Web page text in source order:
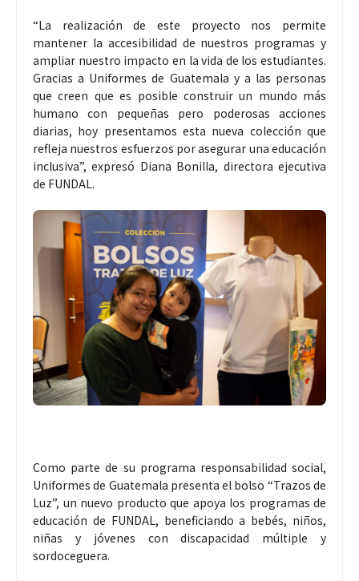
“La realización de este proyecto nos permite
mantener la accesibilidad de nuestros programas y
ampliar nuestro impacto en la vida de los estudiantes.
Gracias a Uniformes de Guatemala y a las personas
que creen que es posible construir un mundo más
humano con pequeñas pero poderosas acciones
diarias, hoy presentamos esta nueva colección que
refleja nuestros esfuerzos por asegurar una educación
inclusiva”, expresó Diana Bonilla, directora ejecutiva
de FUNDAL.
Como parte de su programa responsabilidad social,
Uniformes de Guatemala presenta el bolso “Trazos de
Luz”, un nuevo producto que apoya los programas de
educación de FUNDAL, beneficiando a bebés, niños,
niñas y jóvenes con discapacidad múltiple y
sordoceguera.